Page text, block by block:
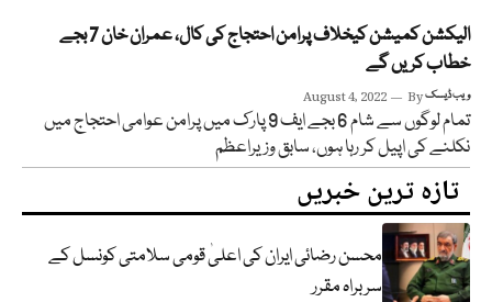
الیکشن کمیشن کیخلاف پرامن احتجاج کی کال، عمران خان 7 بجے
خطاب کریں گے
August 4, 2022 Byویب ڈیسک
تمام لوگوں سے شام 6 بجے ایف 9 پارک میں پرامن عوامی احتجاج میں
نکلنے کی اپیل کر رہا ہوں، سابق وزیراعظم
تازہ ترین خبریں
محسن رضائی ایران کی اعلیٰ قومی سلامتی کونسل کے
سربراہ مقرر